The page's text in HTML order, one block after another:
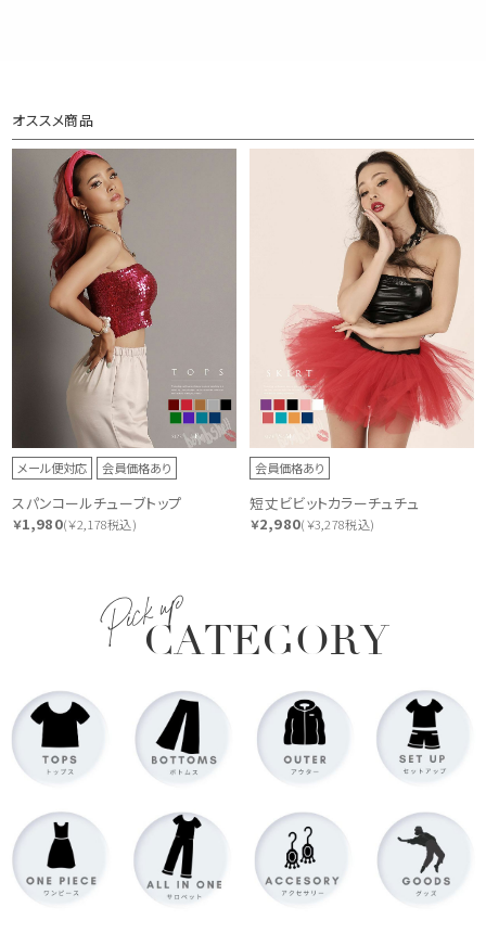
オススメ商品
メール便対応 会員価格あり
スパンコールチューブトップ
￥1,980(￥2,178税込)
会員価格あり
短丈ビビットカラーチュチュ
￥2,980(￥3,278税込)
Pick upCATEGORY